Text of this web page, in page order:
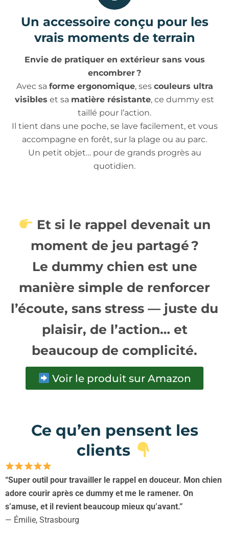
Un accessoire conçu pour les
vrais moments de terrain
Envie de pratiquer en extérieur sans vous
encombrer ?
Avec sa forme ergonomique, ses couleurs ultra
visibles et sa matière résistante, ce dummy est
taillé pour l’action.
Il tient dans une poche, se lave facilement, et vous
accompagne en forêt, sur la plage ou au parc.
Un petit objet… pour de grands progrès au
quotidien.
Et si le rappel devenait un
moment de jeu partagé ?
Le dummy chien est une
manière simple de renforcer
l’écoute, sans stress — juste du
plaisir, de l’action… et
beaucoup de complicité.
Voir le produit sur Amazon
Ce qu’en pensent les
clients
“Super outil pour travailler le rappel en douceur. Mon chien
adore courir après ce dummy et me le ramener. On
s’amuse, et il revient beaucoup mieux qu’avant.”
— Émilie, Strasbourg